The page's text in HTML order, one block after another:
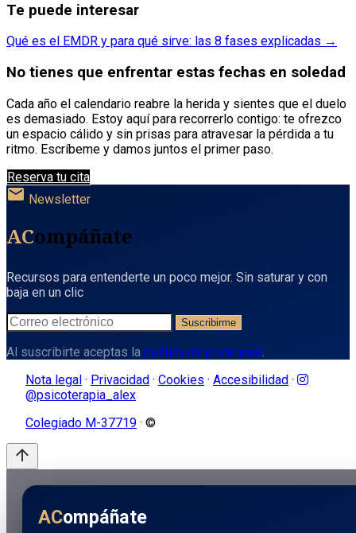
Te puede interesar
Qué es el EMDR y para qué sirve: las 8 fases explicadas →
No tienes que enfrentar estas fechas en soledad
Cada año el calendario reabre la herida y sientes que el duelo
es demasiado. Estoy aquí para recorrerlo contigo: te ofrezco
un espacio cálido y sin prisas para atravesar la pérdida a tu
ritmo. Escríbeme y damos juntos el primer paso.
Reserva tu cita
mail Newsletter
ACompáñate
Recursos para entenderte un poco mejor. Sin saturar y con
baja en un clic
Suscribirme
Al suscribirte aceptas la política de privacidad
Nota legal · Privacidad · Cookies · Accesibilidad ·
@psicoterapia_alex
Colegiado M-37719 · ©
arrow_upward
ACompáñate